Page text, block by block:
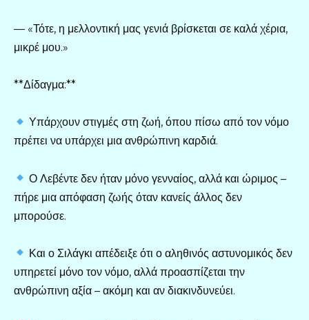
— «Τότε, η μελλοντική μας γενιά βρίσκεται σε καλά χέρια,
μικρέ μου.»
**Δίδαγμα:**
Υπάρχουν στιγμές στη ζωή, όπου πίσω από τον νόμο
πρέπει να υπάρχει μια ανθρώπινη καρδιά.
Ο Λεβέντε δεν ήταν μόνο γενναίος, αλλά και ώριμος –
πήρε μια απόφαση ζωής όταν κανείς άλλος δεν
μπορούσε.
Και ο Σιλάγκι απέδειξε ότι ο αληθινός αστυνομικός δεν
υπηρετεί μόνο τον νόμο, αλλά προασπίζεται την
ανθρώπινη αξία – ακόμη και αν διακινδυνεύει.